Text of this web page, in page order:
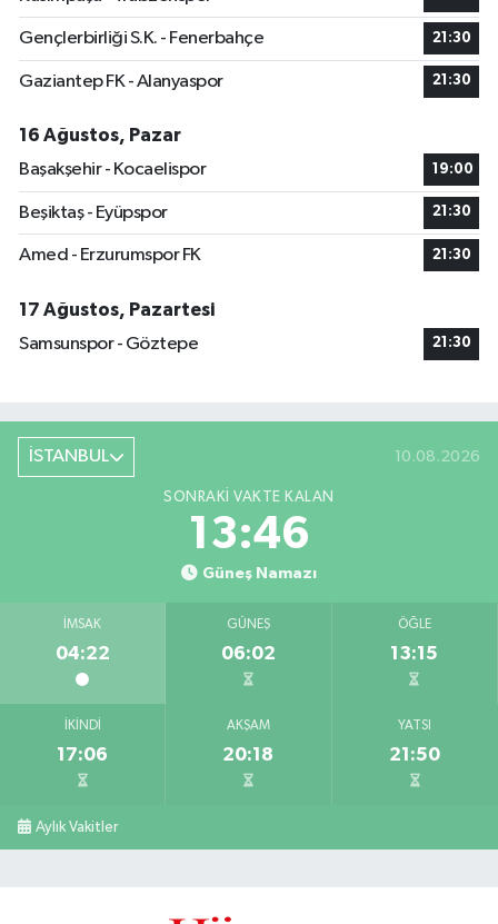
Gençlerbirliği S.K. - Fenerbahçe 21:30
Gaziantep FK - Alanyaspor 21:30
16 Ağustos, Pazar
Başakşehir - Kocaelispor
19:00
Beşiktaş - Eyüpspor 21:30
Amed - Erzurumspor FK 21:30
17 Ağustos, Pazartesi
Samsunspor - Göztepe
21:30
İSTANBUL 10.08.2026
SONRAKI VAKTE KALAN
13:45
Güneş Namazı
İMSAK
04:22
GÜNEŞ
06:02
ÖĞLE
13:15
İKINDI
17:06
AKŞAM
20:18
YATSI
21:50
Aylık Vakitler